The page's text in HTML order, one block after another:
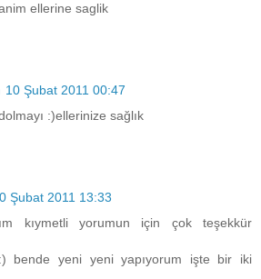
ellerine saglik
10 Şubat 2011 00:47
:)ellerinize sağlık
Şubat 2011 13:33
kıymetli yorumun için çok teşekkür
bende yeni yeni yapıyorum işte bir iki